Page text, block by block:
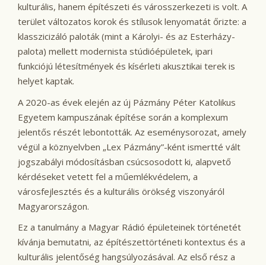
kulturális, hanem építészeti és városszerkezeti is volt. A
terület változatos korok és stílusok lenyomatát őrizte: a
klasszicizáló paloták (mint a Károlyi- és az Esterházy-
palota) mellett modernista stúdióépületek, ipari
funkciójú létesítmények és kísérleti akusztikai terek is
helyet kaptak.
A 2020-as évek elején az új Pázmány Péter Katolikus
Egyetem kampuszának építése során a komplexum
jelentős részét lebontották. Az eseménysorozat, amely
végül a köznyelvben „Lex Pázmány”-ként ismertté vált
jogszabályi módosításban csúcsosodott ki, alapvető
kérdéseket vetett fel a műemlékvédelem, a
városfejlesztés és a kulturális örökség viszonyáról
Magyarországon.
Ez a tanulmány a Magyar Rádió épületeinek történetét
kívánja bemutatni, az építészettörténeti kontextus és a
kulturális jelentőség hangsúlyozásával. Az első rész a